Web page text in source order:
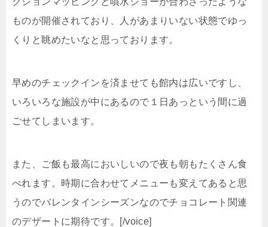
ものが開催されており、人があまりいない状態でゆっ
くりと眺めたいなと思っております。
早めのチェックインを済ませても館内は広いですし、
いろいろな施設が中にあるので１日あっという間に過
ごせてしまいます。
また、ご飯も最高においしいので夜も朝もたくさん食
べれます。時期に合わせてメニューも変えてあると思
うのでバレンタインシーズンなのでチョコレート関連
のデザートに期待です。[/voice]